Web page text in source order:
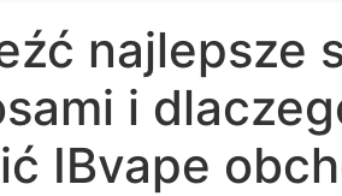
najlepsze
i
IBvape